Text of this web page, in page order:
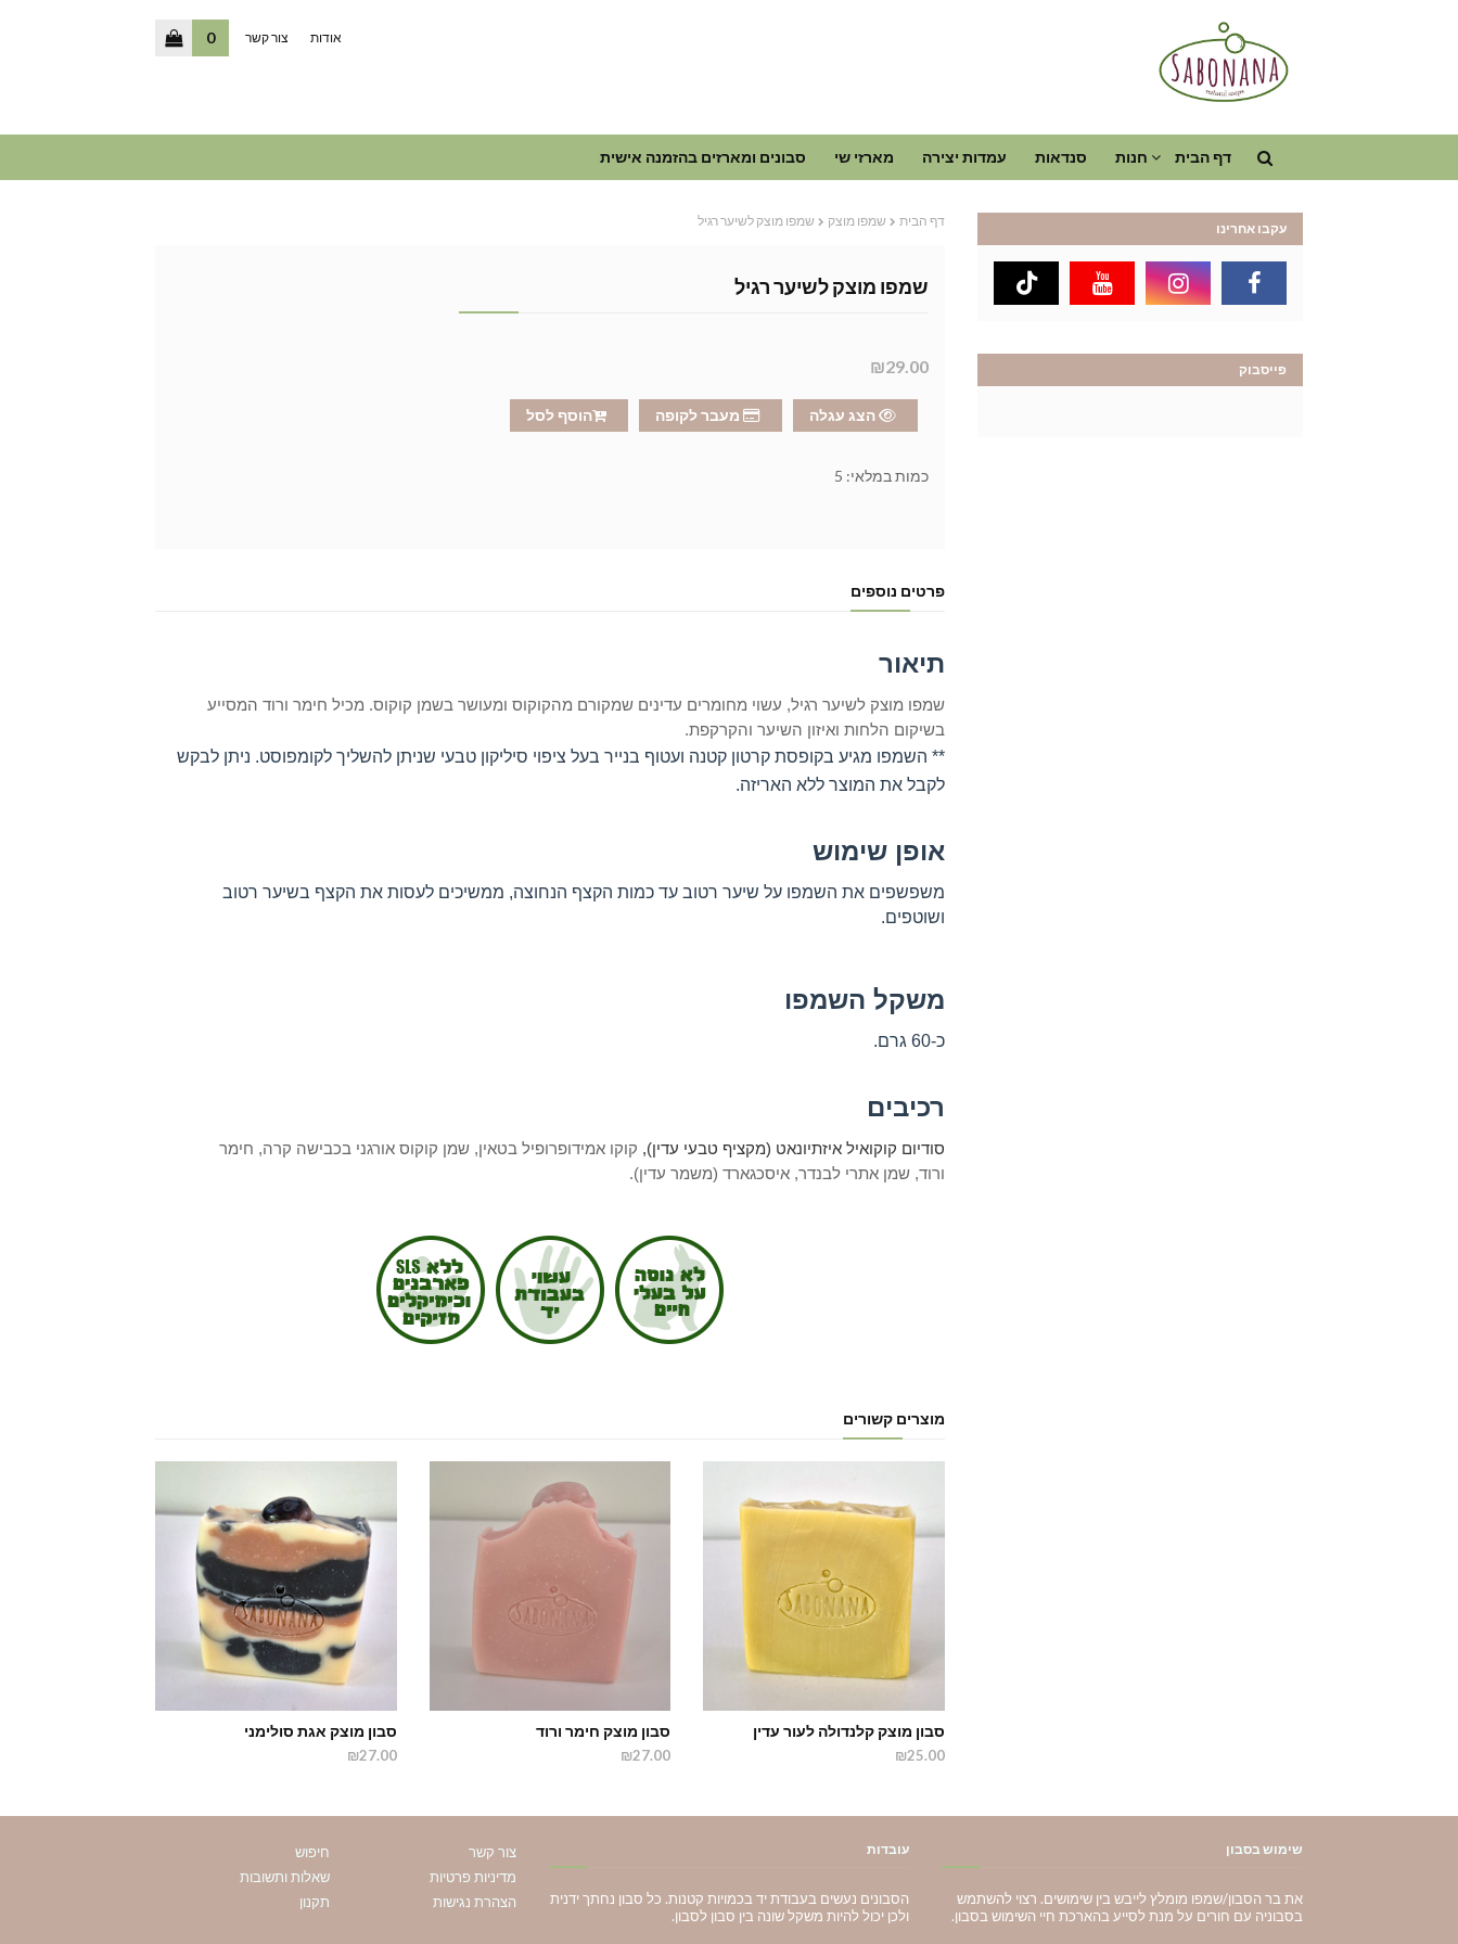
אודות צור קשר 0
דף הבית חנות סנדאות עמדות יצירה מארזי שי סבונים ומארזים בהזמנה אישית
דף הבית שמפו מוצק שמפו מוצק לשיער רגיל
שמפו מוצק לשיער רגיל
₪29.00
הצג עגלה מעבר לקופה הוסף לסל
כמות במלאי: 5
פרטים נוספים
תיאור
שמפו מוצק לשיער רגיל, עשוי מחומרים עדינים שמקורם מהקוקוס ומעושר בשמן קוקוס. מכיל חימר ורוד המסייע
בשיקום הלחות ואיזון השיער והקרקפת.
** השמפו מגיע בקופסת קרטון קטנה ועטוף בנייר בעל ציפוי סיליקון טבעי שניתן להשליך לקומפוסט. ניתן לבקש
לקבל את המוצר ללא האריזה.
אופן שימוש
משפשפים את השמפו על שיער רטוב עד כמות הקצף הנחוצה, ממשיכים לעסות את הקצף בשיער רטוב
ושוטפים.
משקל השמפו
כ-60 גרם.
רכיבים
סודיום קוקואיל איזתיונאט (מקציף טבעי עדין), קוקו אמידופרופיל בטאין, שמן קוקוס אורגני בכבישה קרה, חימר
ורוד, שמן אתרי לבנדר, איסכגארד (משמר עדין).
מוצרים קשורים
סבון מוצק אגת סולימני
₪27.00
סבון מוצק חימר ורוד
₪27.00
סבון מוצק קלנדולה לעור עדין
₪25.00
עקבו אחרינו
פייסבוק
שימוש בסבון
את בר הסבון/שמפו מומלץ לייבש בין שימושים. רצוי להשתמש
בסבוניה עם חורים על מנת לסייע בהארכת חיי השימוש בסבון.
עובדות
הסבונים נעשים בעבודת יד בכמויות קטנות. כל סבון נחתך ידנית
ולכן יכול להיות משקל שונה בין סבון לסבון.
חיפוש
צור קשר
שאלות ותשובות
מדיניות פרטיות
תקנון
הצהרת נגישות